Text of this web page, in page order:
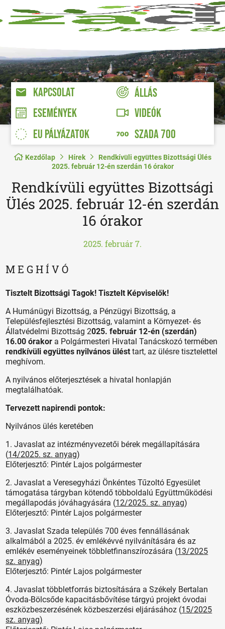
KAPCSOLAT
ÁLLÁS
ESEMÉNYEK
VIDEÓK
EU PÁLYÁZATOK
SZADA 700
Kezdőlap Hírek
Rendkívüli együttes Bizottsági Ülés
2025. február 12-én szerdán 16 órakor
Rendkívüli együttes Bizottsági
Ülés 2025. február 12-én szerdán
16 órakor
2025. február 7.
M E G H Í V Ó
Tisztelt Bizottsági Tagok! Tisztelt Képviselők!
A Humánügyi Bizottság, a Pénzügyi Bizottság, a
Településfejlesztési Bizottság, valamint a Környezet- és
Állatvédelmi Bizottság 2025. február 12-én (szerdán)
16.00 órakor a Polgármesteri Hivatal Tanácskozó termében
rendkívüli együttes nyilvános ülést tart, az ülésre tisztelettel
meghívom.
A nyilvános előterjesztések a hivatal honlapján
megtalálhatóak.
Tervezett napirendi pontok:
Nyilvános ülés keretében
1. Javaslat az intézményvezetői bérek megállapítására
(14/2025. sz. anyag)
Előterjesztő: Pintér Lajos polgármester
2. Javaslat a Veresegyházi Önkéntes Tűzoltó Egyesület
támogatása tárgyban kötendő többoldalú Együttműködési
megállapodás jóváhagyására (12/2025. sz. anyag)
Előterjesztő: Pintér Lajos polgármester
3. Javaslat Szada település 700 éves fennállásának
alkalmából a 2025. év emlékévvé nyilvánítására és az
emlékév eseményeinek többletfinanszírozására (13/2025
sz. anyag)
Előterjesztő: Pintér Lajos polgármester
4. Javaslat többletforrás biztosítására a Székely Bertalan
Óvoda-Bölcsőde kapacitásbővítése tárgyú projekt óvodai
eszközbeszerzésének közbeszerzési eljárásához (15/2025
sz. anyag)